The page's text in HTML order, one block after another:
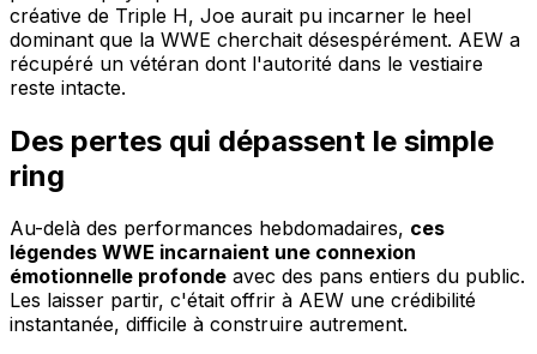
créative de Triple H, Joe aurait pu incarner le heel
dominant que la WWE cherchait désespérément. AEW a
récupéré un vétéran dont l'autorité dans le vestiaire
reste intacte.
Des pertes qui dépassent le simple
ring
Au-delà des performances hebdomadaires, ces
légendes WWE incarnaient une connexion
émotionnelle profonde avec des pans entiers du public.
Les laisser partir, c'était offrir à AEW une crédibilité
instantanée, difficile à construire autrement.